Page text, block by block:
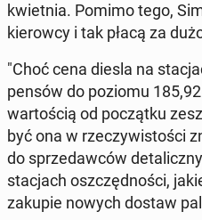
kwiet­nia. Pomimo tego,
kie­row­cy i tak płacą za
"Choć cena diesla na
pensów do poziomu
war­to­ścią od po­cząt­ku
być ona w rze­czy­wi­sto­ści
do sprze­daw­ców
sta­cjach oszczęd­no­ści,
zakupie nowych dostaw